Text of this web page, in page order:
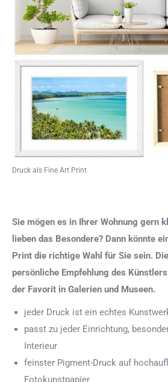
Druck als Fine Art Print
Sie mögen es in Ihrer Wohnung gern
lieben das Besondere? Dann könnte
Print die richtige Wahl für Sie sein.
persönliche Empfehlung des
der Favorit in Galerien und Museen.
jeder Druck ist ein echtes
passt zu jeder Einrichtung,
Interieur
feinster Pigment-Druck auf
Fotokunstpapier